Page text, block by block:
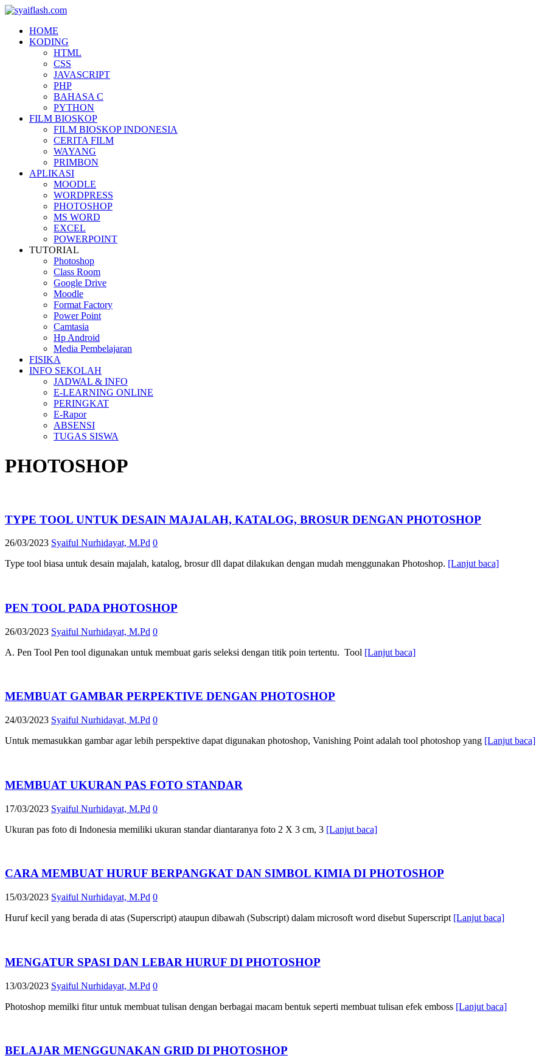
HOME
KODING
HTML
CSS
JAVASCRIPT
PHP
BAHASA C
PYTHON
FILM BIOSKOP
FILM BIOSKOP INDONESIA
CERITA FILM
WAYANG
PRIMBON
APLIKASI
MOODLE
WORDPRESS
PHOTOSHOP
MS WORD
EXCEL
POWERPOINT
TUTORIAL
Photoshop
Class Room
Google Drive
Moodle
Format Factory
Power Point
Camtasia
Hp Android
Media Pembelajaran
FISIKA
INFO SEKOLAH
JADWAL & INFO
E-LEARNING ONLINE
PERINGKAT
E-Rapor
ABSENSI
TUGAS SISWA
PHOTOSHOP
TYPE TOOL UNTUK DESAIN MAJALAH, KATALOG, BROSUR DENGAN PHOTOSHOP
26/03/2023 Syaiful Nurhidayat, M.Pd 0
Type tool biasa untuk desain majalah, katalog, brosur dll dapat dilakukan dengan mudah menggunakan Photoshop. [Lanjut baca]
PEN TOOL PADA PHOTOSHOP
26/03/2023 Syaiful Nurhidayat, M.Pd 0
A. Pen Tool Pen tool digunakan untuk membuat garis seleksi dengan titik poin tertentu. Tool [Lanjut baca]
MEMBUAT GAMBAR PERPEKTIVE DENGAN PHOTOSHOP
24/03/2023 Syaiful Nurhidayat, M.Pd 0
Untuk memasukkan gambar agar lebih perspektive dapat digunakan photoshop, Vanishing Point adalah tool photoshop yang [Lanjut baca]
MEMBUAT UKURAN PAS FOTO STANDAR
17/03/2023 Syaiful Nurhidayat, M.Pd 0
Ukuran pas foto di Indonesia memiliki ukuran standar diantaranya foto 2 X 3 cm, 3 [Lanjut baca]
CARA MEMBUAT HURUF BERPANGKAT DAN SIMBOL KIMIA DI PHOTOSHOP
15/03/2023 Syaiful Nurhidayat, M.Pd 0
Huruf kecil yang berada di atas (Superscript) ataupun dibawah (Subscript) dalam microsoft word disebut Superscript [Lanjut baca]
MENGATUR SPASI DAN LEBAR HURUF DI PHOTOSHOP
13/03/2023 Syaiful Nurhidayat, M.Pd 0
Photoshop memilki fitur untuk membuat tulisan dengan berbagai macam bentuk seperti membuat tulisan efek emboss [Lanjut baca]
BELAJAR MENGGUNAKAN GRID DI PHOTOSHOP